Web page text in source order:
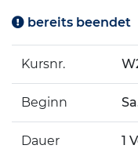
bereits beendet
Kursnr.
Beginn
Dauer 1